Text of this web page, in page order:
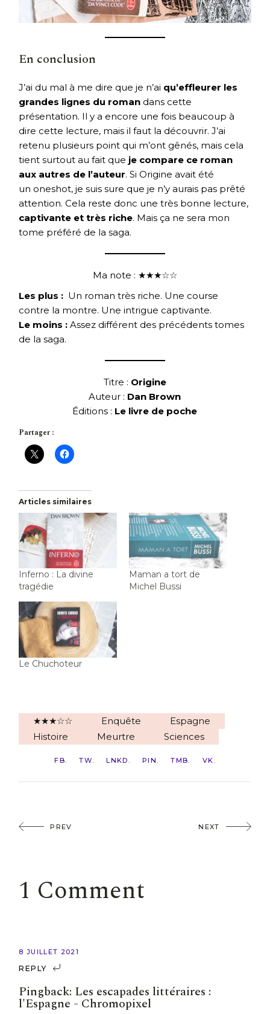
En conclusion
J’ai du mal à me dire que je n’ai qu’effleurer les
grandes lignes du roman dans cette
présentation. Il y a encore une fois beaucoup à
dire cette lecture, mais il faut la découvrir. J’ai
retenu plusieurs point qui m’ont gênés, mais cela
tient surtout au fait que je compare ce roman
aux autres de l’auteur. Si Origine avait été
un oneshot, je suis sure que je n’y aurais pas prêté
attention. Cela reste donc une très bonne lecture,
captivante et très riche. Mais ça ne sera mon
tome préféré de la saga.
Ma note : ★★★☆☆
Les plus : Un roman très riche. Une course
contre la montre. Une intrigue captivante.
Le moins :Assez différent des précédents tomes
de la saga.
Titre : Origine
Auteur : Dan Brown
Éditions : Le livre de poche
Partager :
Articles similaires
Inferno : La divine
tragédie
Maman a tort de
Michel Bussi
Le Chuchoteur
★★★☆☆ Enquête
Espagne
Histoire
Meurtre Sciences
FB TW LNKD PIN TMB VK
PREV NEXT
1 Comment
8 JUILLET 2021
REPLY
Pingback: Les escapades littéraires :
l'Espagne - Chromopixel